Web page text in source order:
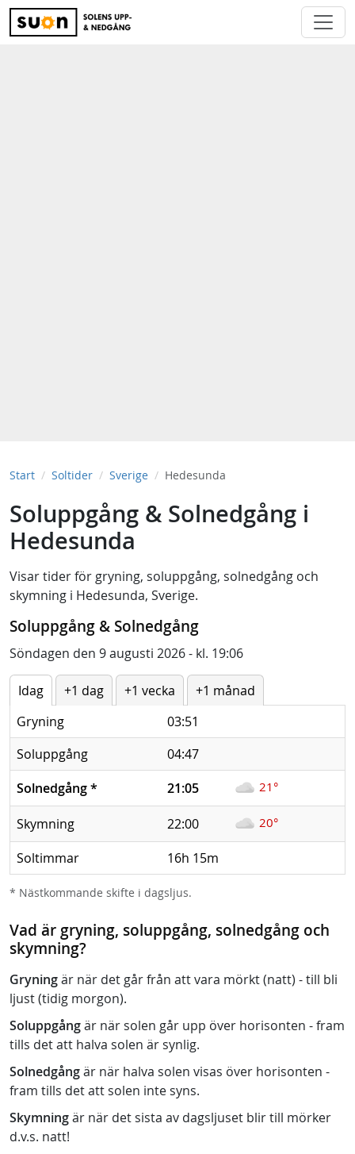
Start Soltider Sverige Hedesunda
Soluppgång & Solnedgång i
Hedesunda
Visar tider för gryning, soluppgång, solnedgång och
skymning i Hedesunda, Sverige.
Soluppgång & Solnedgång
Söndagen den 9 augusti 2026 - kl. 19:06
Idag +1 dag +1 vecka
+1 månad
Gryning
03:51
Soluppgång
04:47
Solnedgång* 21:05 21°
Skymning 22:00 20°
Soltimmar 16h 15m
* Nästkommande skifte i dagsljus.
Vad är gryning, soluppgång, solnedgång och
skymning?
Gryningär när det går från att vara mörkt (natt) - till bli
ljust (tidig morgon).
Soluppgångär när solen går upp över horisonten - fram
tills det att halva solen är synlig.
Solnedgångär när halva solen visas över horisonten -
fram tills det att solen inte syns.
Skymningär när det sista av dagsljuset blir till mörker
d.v.s. natt!